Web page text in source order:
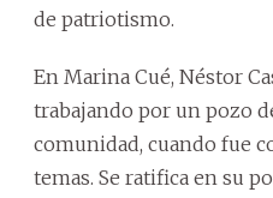
de patriotismo.
En Marina Cué, Néstor
trabajando por un pozo
comunidad, cuando fue
temas. Se ratifica en su